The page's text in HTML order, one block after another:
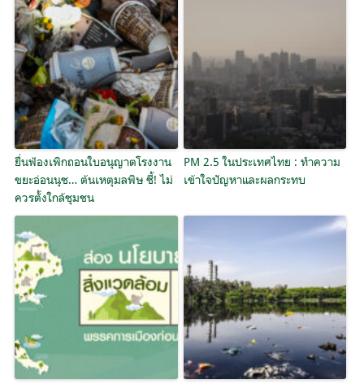
ยื่นฟ้องเพิกถอนใบอนุญาตโรงงาน
ขยะอ่อนนุช… ต้นเหตุมลพิษ ชี้! ไม่
ควรตั้งใกล้ชุมชน
PM 2.5 ในประเทศไทย : ทำความ
เข้าใจปัญหาและผลกระทบ